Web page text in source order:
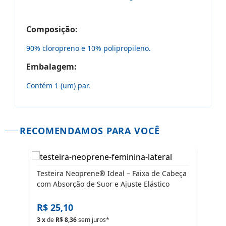
Composição:
90% cloropreno e 10% polipropileno.
Embalagem:
Contém 1 (um) par.
RECOMENDAMOS PARA VOCÊ
Testeira Neoprene® Ideal – Faixa de Cabeça
com Absorção de Suor e Ajuste Elástico
R$ 25,10
3 xde R$ 8,36sem juros*